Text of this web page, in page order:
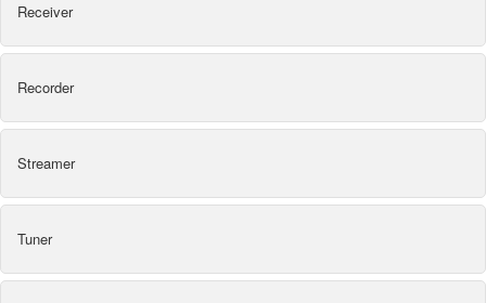
Receiver
Recorder
Streamer
Tuner